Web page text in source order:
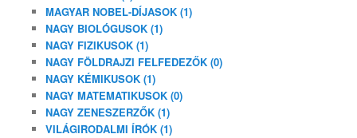
MAGYAR NOBEL-DÍJASOK (1)
NAGY BIOLÓGUSOK (1)
NAGY FIZIKUSOK (1)
NAGY FÖLDRAJZI FELFEDEZŐK (0)
NAGY KÉMIKUSOK (1)
NAGY MATEMATIKUSOK (0)
NAGY ZENESZERZŐK (1)
VILÁGIRODALMI ÍRÓK (1)